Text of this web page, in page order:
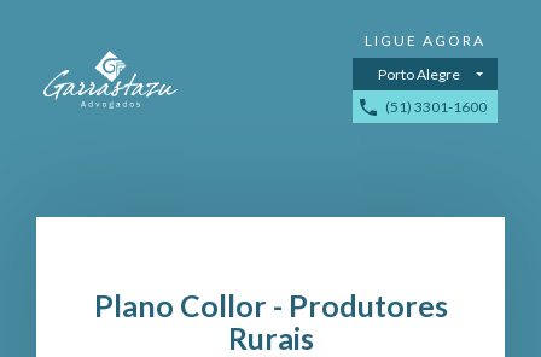
Porto Alegre
(51) 3301-1600
Plano Collor - Produtores
Rurais